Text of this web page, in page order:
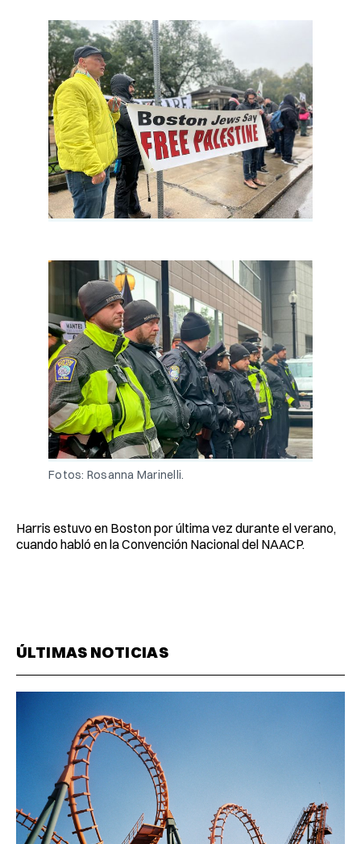
Fotos: Rosanna Marinelli.
Harris estuvo en Boston por última vez durante el verano,
cuando habló en la Convención Nacional del NAACP.
ÚLTIMAS NOTICIAS